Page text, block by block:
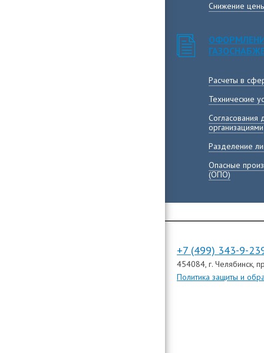
Снижение
Расчеты в
Технические
Согласования
организациями
Разделение
Опасные
(ОПО)
+7 (499) 343-9-
454084, г. Челябинск,
Политика защиты и